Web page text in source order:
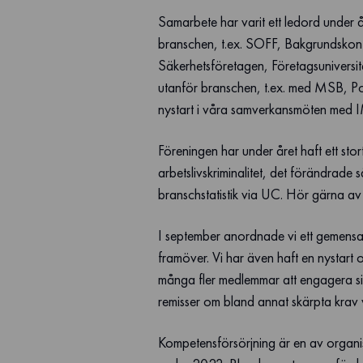
Samarbete har varit ett ledord under
branschen, t.ex. SOFF,
Säkerhetsföretagen,
utanför branschen, t.ex. med MSB,
nystart i våra samverkansmöten med
Föreningen har under året haft ett
arbetslivskriminalitet, det förändrade
branschstatistik via UC. Hör gärna
I september anordnade vi ett
framöver. Vi har även haft en nystart
många fler medlemmar att engagera
remisser om bland annat skärpta
Kompetensförsörjning är en av